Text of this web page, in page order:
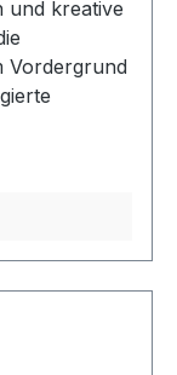
und kreative
Vordergrund